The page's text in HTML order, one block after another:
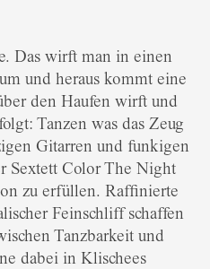
Das wirft man in einen
und heraus kommt eine
den Haufen wirft und
Tanzen was das Zeug
Gitarren und funkigen
Sextett Color The Night
zu erfüllen. Raffinierte
Feinschliff schaffen
Tanzbarkeit und
dabei in Klischees